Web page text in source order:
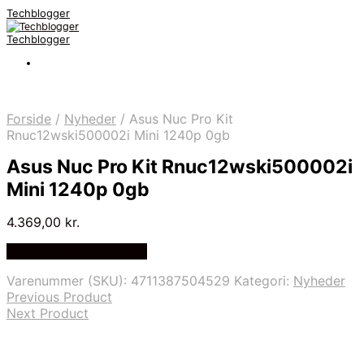
Techblogger
Techblogger
Forside / Nyheder / Asus Nuc Pro Kit
Rnuc12wski500002i Mini 1240p 0gb
Asus Nuc Pro Kit Rnuc12wski500002i
Mini 1240p 0gb
4.369,00 kr.
Varenummer (SKU): 4711387504529 Kategori: Nyheder
Previous Product
Next Product